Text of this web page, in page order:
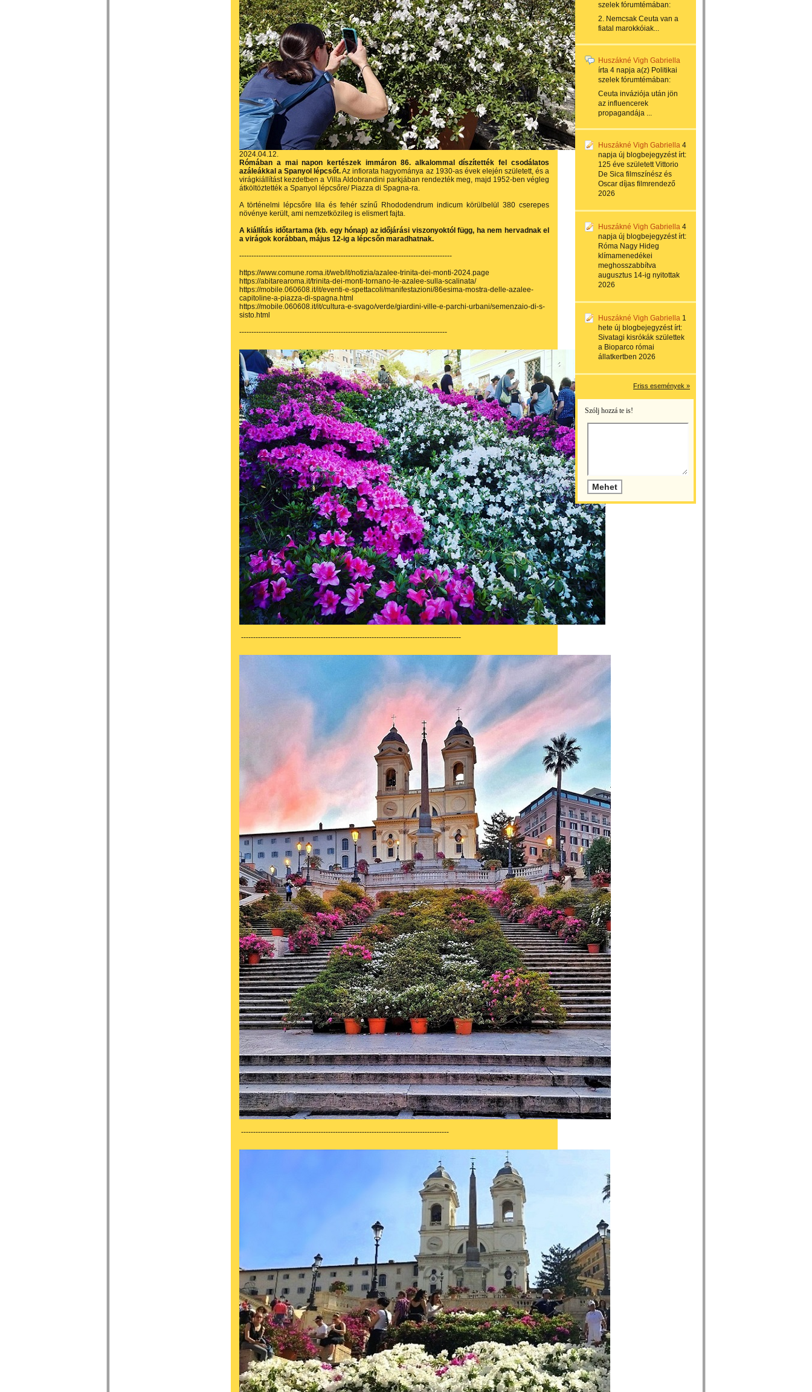
2024.04.12.
Rómában a mai napon kertészek immáron 86. alkalommal díszítették fel csodálatos
azáleákkal a Spanyol lépcsőt.Az infiorata hagyománya az 1930-as évek elején született, és a
virágkiállítást kezdetben a Villa Aldobrandini parkjában rendezték meg, majd 1952-ben végleg
átköltöztették a Spanyol lépcsőre/ Piazza di Spagna-ra.
A történelmi lépcsőre lila és fehér színű Rhododendrum indicum körülbelül 380 cserepes
növénye került, ami nemzetközileg is elismert fajta.
A kiállítás időtartama (kb. egy hónap) az időjárási viszonyoktól függ, ha nem hervadnak el
a virágok korábban, május 12-ig a lépcsőn maradhatnak.
----------------------------------------------------------------------------------------
https://www.comune.roma.it/web/it/notizia/azalee-trinita-dei-monti-2024.page
https://abitarearoma.it/trinita-dei-monti-tornano-le-azalee-sulla-scalinata/
https://mobile.060608.it/it/eventi-e-spettacoli/manifestazioni/86esima-mostra-delle-azalee-
capitoline-a-piazza-di-spagna.html
https://mobile.060608.it/it/cultura-e-svago/verde/giardini-ville-e-parchi-urbani/semenzaio-di-s-
sisto.html
--------------------------------------------------------------------------------------
-------------------------------------------------------------------------------------------
--------------------------------------------------------------------------------------
szelek fórumtémában:
2. Nemcsak Ceuta van a
fiatal marokkóiak...
Huszákné Vigh Gabriella
írta 4 napja a(z) Politikai
szelek fórumtémában:
Ceuta inváziója után jön
az influencerek
propagandája ...
Huszákné Vigh Gabriella 4
napja új blogbejegyzést írt:
125 éve született Vittorio
De Sica filmszínész és
Oscar díjas filmrendező
2026
Huszákné Vigh Gabriella 4
napja új blogbejegyzést írt:
Róma Nagy Hideg
klímamenedékei
meghosszabbítva
augusztus 14-ig nyitottak
2026
Huszákné Vigh Gabriella 1
hete új blogbejegyzést írt:
Sivatagi kisrókák születtek
a Bioparco római
állatkertben 2026
Friss események »
Szólj hozzá te is!